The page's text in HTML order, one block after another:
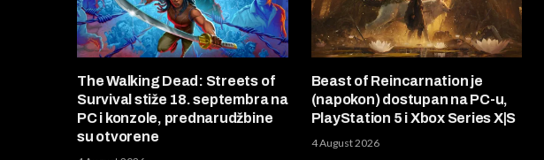
The Walking Dead: Streets of
Survival stiže 18. septembra na
PC i konzole, prednarudžbine
su otvorene
Beast of Reincarnation je
(napokon) dostupan na PC-u,
PlayStation 5 i Xbox Series X|S
4 August 2026